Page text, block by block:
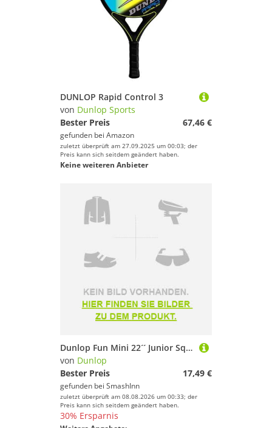
DUNLOP Rapid Control 3
von Dunlop Sports
Bester Preis
67,46 €
gefunden bei Amazon
zuletzt überprüft am 27.09.2025 um 00:03; der
Preis kann sich seitdem geändert haben.
Keine weiteren Anbieter
Dunlop Fun Mini 22´´ Junior Squash Racket Weiß
von Dunlop
Bester Preis
17,49 €
gefunden bei SmashInn
zuletzt überprüft am 08.08.2026 um 00:33; der
Preis kann sich seitdem geändert haben.
30% Ersparnis